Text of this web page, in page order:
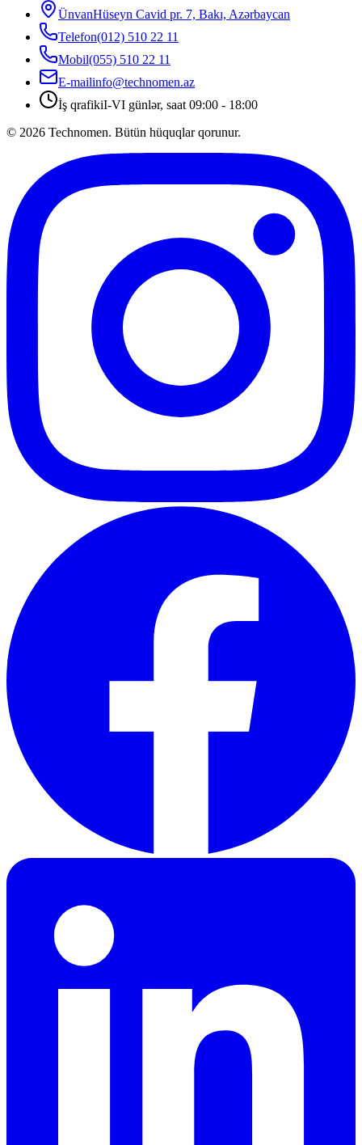
ÜnvanHüseyn Cavid pr. 7, Bakı, Azərbaycan
Telefon(012) 510 22 11
Mobil(055) 510 22 11
E-mailinfo@technomen.az
İş qrafikiI-VI günlər, saat 09:00 - 18:00
© 2026 Technomen. Bütün hüquqlar qorunur.